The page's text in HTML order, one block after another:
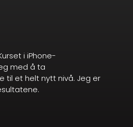
i iPhone-
med å ta
til et helt nytt nivå. Jeg er